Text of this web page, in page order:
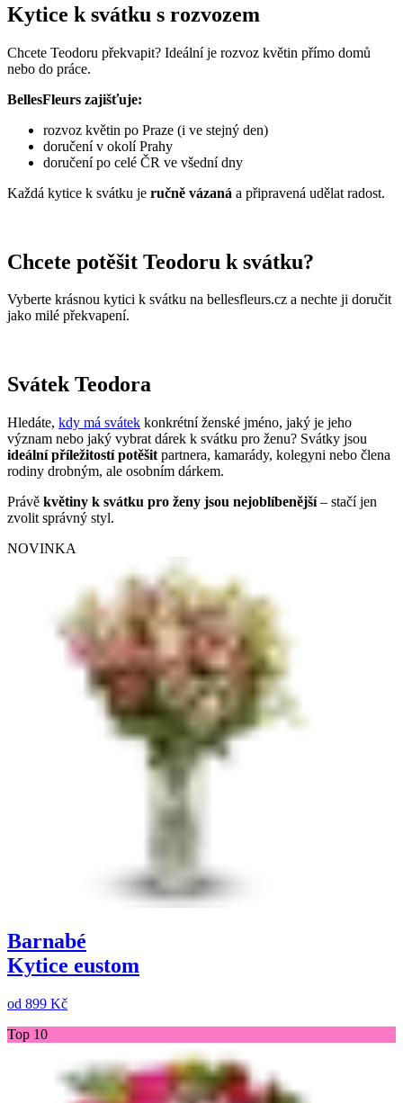
Kytice k svátku s rozvozem
Chcete Teodoru překvapit? Ideální je rozvoz květin přímo domů
nebo do práce.
BellesFleurs zajišťuje:
rozvoz květin po Praze (i ve stejný den)
doručení v okolí Prahy
doručení po celé ČR ve všední dny
Každá kytice k svátku je ručně vázaná a připravená udělat radost.
Chcete potěšit Teodoru k svátku?
Vyberte krásnou kytici k svátku na bellesfleurs.cz a nechte ji doručit
jako milé překvapení.
Svátek Teodora
Hledáte, kdy má svátek konkrétní ženské jméno, jaký je jeho
význam nebo jaký vybrat dárek k svátku pro ženu? Svátky jsou
ideální příležitostí potěšit partnera, kamarády, kolegyni nebo člena
rodiny drobným, ale osobním dárkem.
Právě květiny k svátku pro ženy jsou nejoblíbenější– stačí jen
zvolit správný styl.
NOVINKA
Barnabé
Kytice eustom
od 899 Kč
Top 10